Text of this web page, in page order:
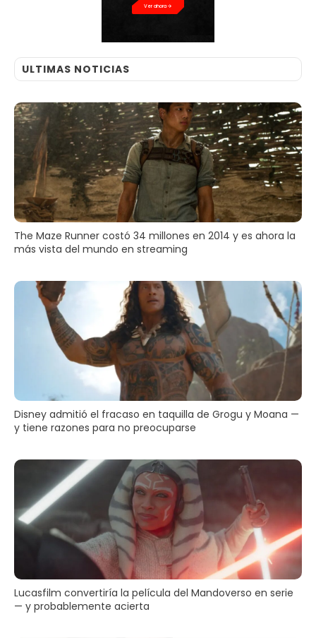
Ver ahora
ULTIMAS NOTICIAS
The Maze Runner costó 34 millones en 2014 y es ahora la
más vista del mundo en streaming
Disney admitió el fracaso en taquilla de Grogu y Moana —
y tiene razones para no preocuparse
Lucasfilm convertiría la película del Mandoverso en serie
— y probablemente acierta